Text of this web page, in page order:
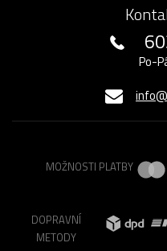
Po-
MOŽNOSTI PLATBY
DOPRAVNÍ
METODY